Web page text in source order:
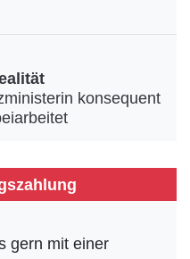
konsequent
gern mit einer